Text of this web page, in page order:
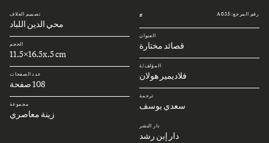
رقم المرجع: A035 #
العنوان
قصائد مختارة
المؤلف/ة
فلاديمير هولان
ترجمة
سعدي يوسف
دار النشر
دار إبن رشد
تصميم الغلاف
محي الدين اللباد
الحجم
11.5x16.5x.5 cm
عدد الصفحات
108 صفحة
مجموعة
زينة معاصري